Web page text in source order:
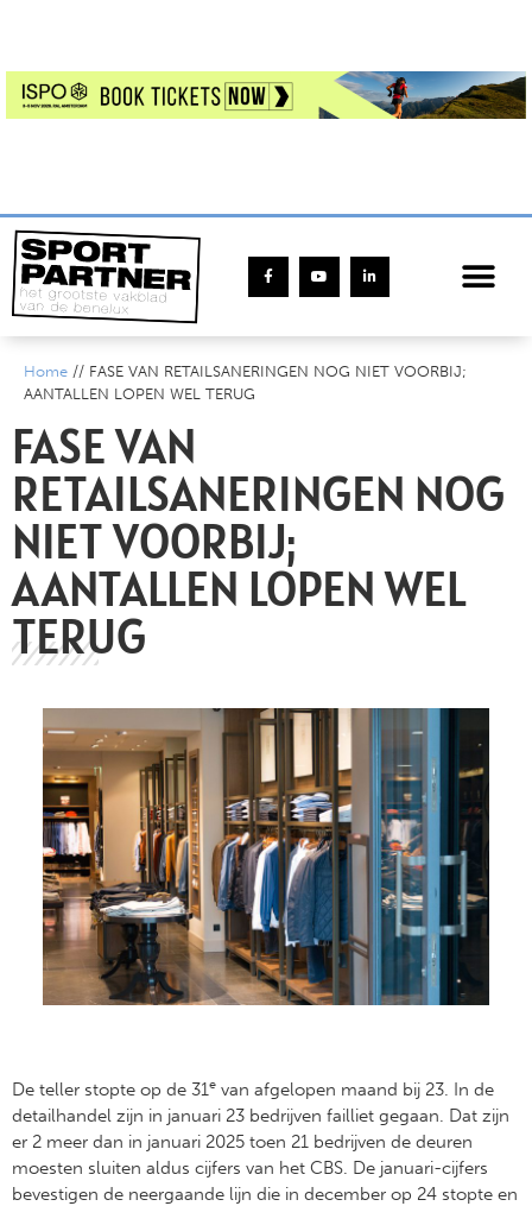
Home // FASE VAN RETAILSANERINGEN NOG NIET VOORBIJ;
AANTALLEN LOPEN WEL TERUG
FASE VAN
RETAILSANERINGEN NOG
NIET VOORBIJ;
AANTALLEN LOPEN WEL
TERUG
De teller stopte op de 31e van afgelopen maand bij 23. In de
detailhandel zijn in januari 23 bedrijven failliet gegaan. Dat zijn
er 2 meer dan in januari 2025 toen 21 bedrijven de deuren
moesten sluiten aldus cijfers van het CBS. De januari-cijfers
bevestigen de neergaande lijn die in december op 24 stopte en